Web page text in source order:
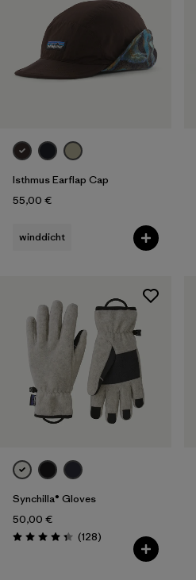
Isthmus Earflap Cap
55,00 €
winddicht
Synchilla® Gloves
50,00 €
Bewertung: 4.3 / 5
(128Rezensionen
)